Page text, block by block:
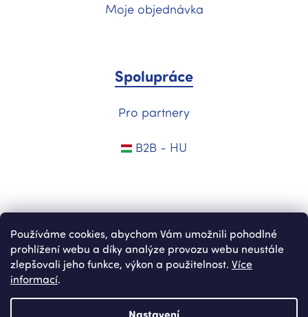
Používáme cookies, abychom Vám umožnili pohodlné
prohlížení webu a díky analýze provozu webu neustále
zlepšovali jeho funkce, výkon a použitelnost. Více
informací.
Nastavení
Moje objednávka
Spolupráce
Pro partnery
B2B - HU